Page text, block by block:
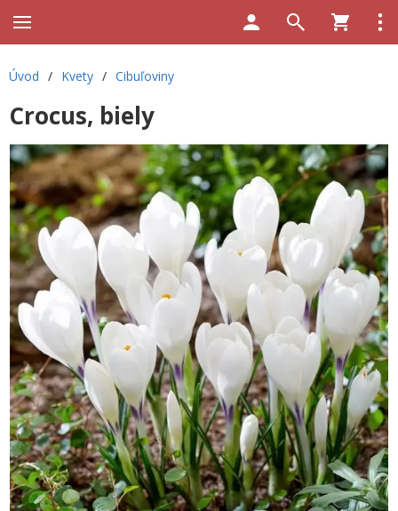
Úvod / Kvety / Cibuľoviny
Crocus, biely